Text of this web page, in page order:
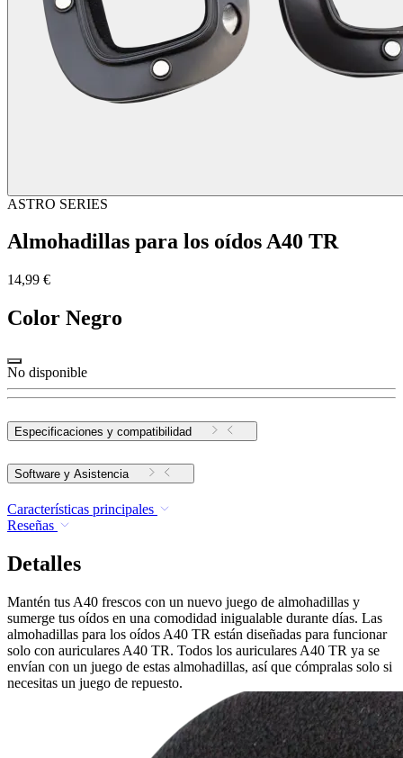
ASTRO SERIES
Almohadillas para los oídos A40 TR
14,99 €
Color Negro
No disponible
Especificaciones y compatibilidad
Software y Asistencia
Características principales
Reseñas
Detalles
Mantén tus A40 frescos con un nuevo juego de almohadillas y
sumerge tus oídos en una comodidad inigualable durante días. Las
almohadillas para los oídos A40 TR están diseñadas para funcionar
solo con auriculares A40 TR. Todos los auriculares A40 TR ya se
envían con un juego de estas almohadillas, así que cómpralas solo si
necesitas un juego de repuesto.